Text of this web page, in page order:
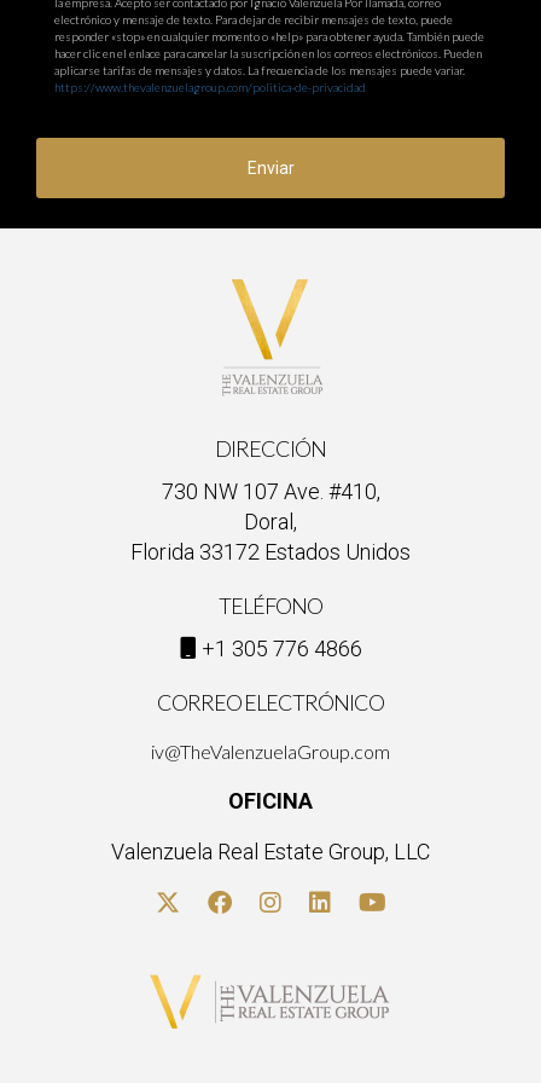
electrónico y mensaje de texto. Para dejar de recibir mensajes de texto, puede
responder «stop» en cualquier momento o «help» para obtener ayuda. También puede
hacer clic en el enlace para cancelar la suscripción en los correos electrónicos. Pueden
aplicarse tarifas de mensajes y datos. La frecuencia de los mensajes puede variar.
https://www.thevalenzuelagroup.com/politica-de-privacidad
Enviar
DIRECCIÓN
730 NW 107 Ave. #410,
Doral,
Florida 33172 Estados Unidos
TELÉFONO
+1 305 776 4866
CORREO ELECTRÓNICO
iv@TheValenzuelaGroup.com
OFICINA
Valenzuela Real Estate Group, LLC